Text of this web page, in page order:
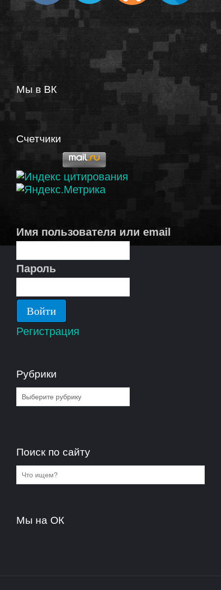
Мы в ВК
Счетчики
Имя пользователя или email
Пароль
Регистрация
Рубрики
Рубрики
Поиск по сайту
Мы на ОК